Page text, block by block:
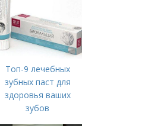
Топ-9 лечебных
зубных паст для
здоровья ваших
зубов